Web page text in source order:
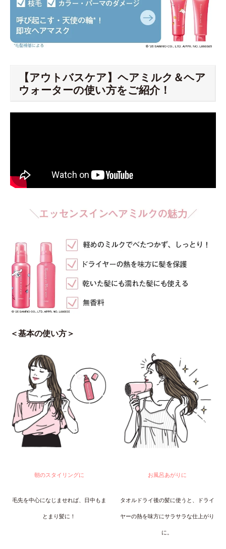
【アウトバスケア】ヘアミルク＆ヘア
ウォーターの使い方をご紹介！
＜基本の使い方＞
朝のスタイリングに
毛先を中心になじませれば、日中もま
とまり髪に！
お風呂あがりに
タオルドライ後の髪に使うと、ドライ
ヤーの熱を味方にサラサラな仕上がり
に。